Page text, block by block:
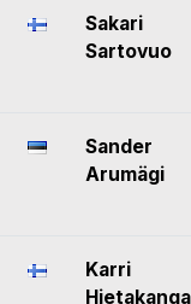
Sakari
Sartovuo
Sander
Arumägi
Karri